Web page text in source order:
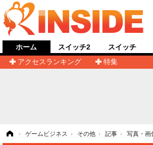
ホーム
アクセスランキング
特集
スイッチ2 スイッチ
› ゲームビジネス › その他 › 記事 › 写真・画